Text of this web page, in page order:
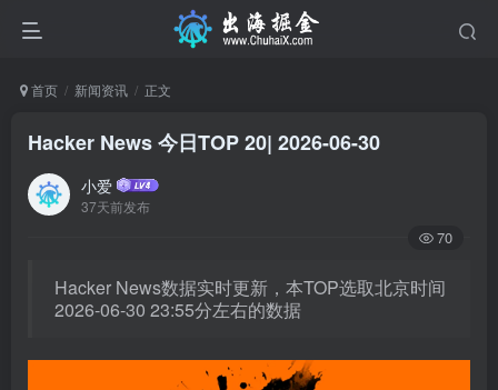
首页 新闻资讯 正文
Hacker News 今日TOP 20| 2026-06-30
小爱
37天前发布
70
Hacker News数据实时更新，本TOP选取北京时间
2026-06-30 23:55分左右的数据